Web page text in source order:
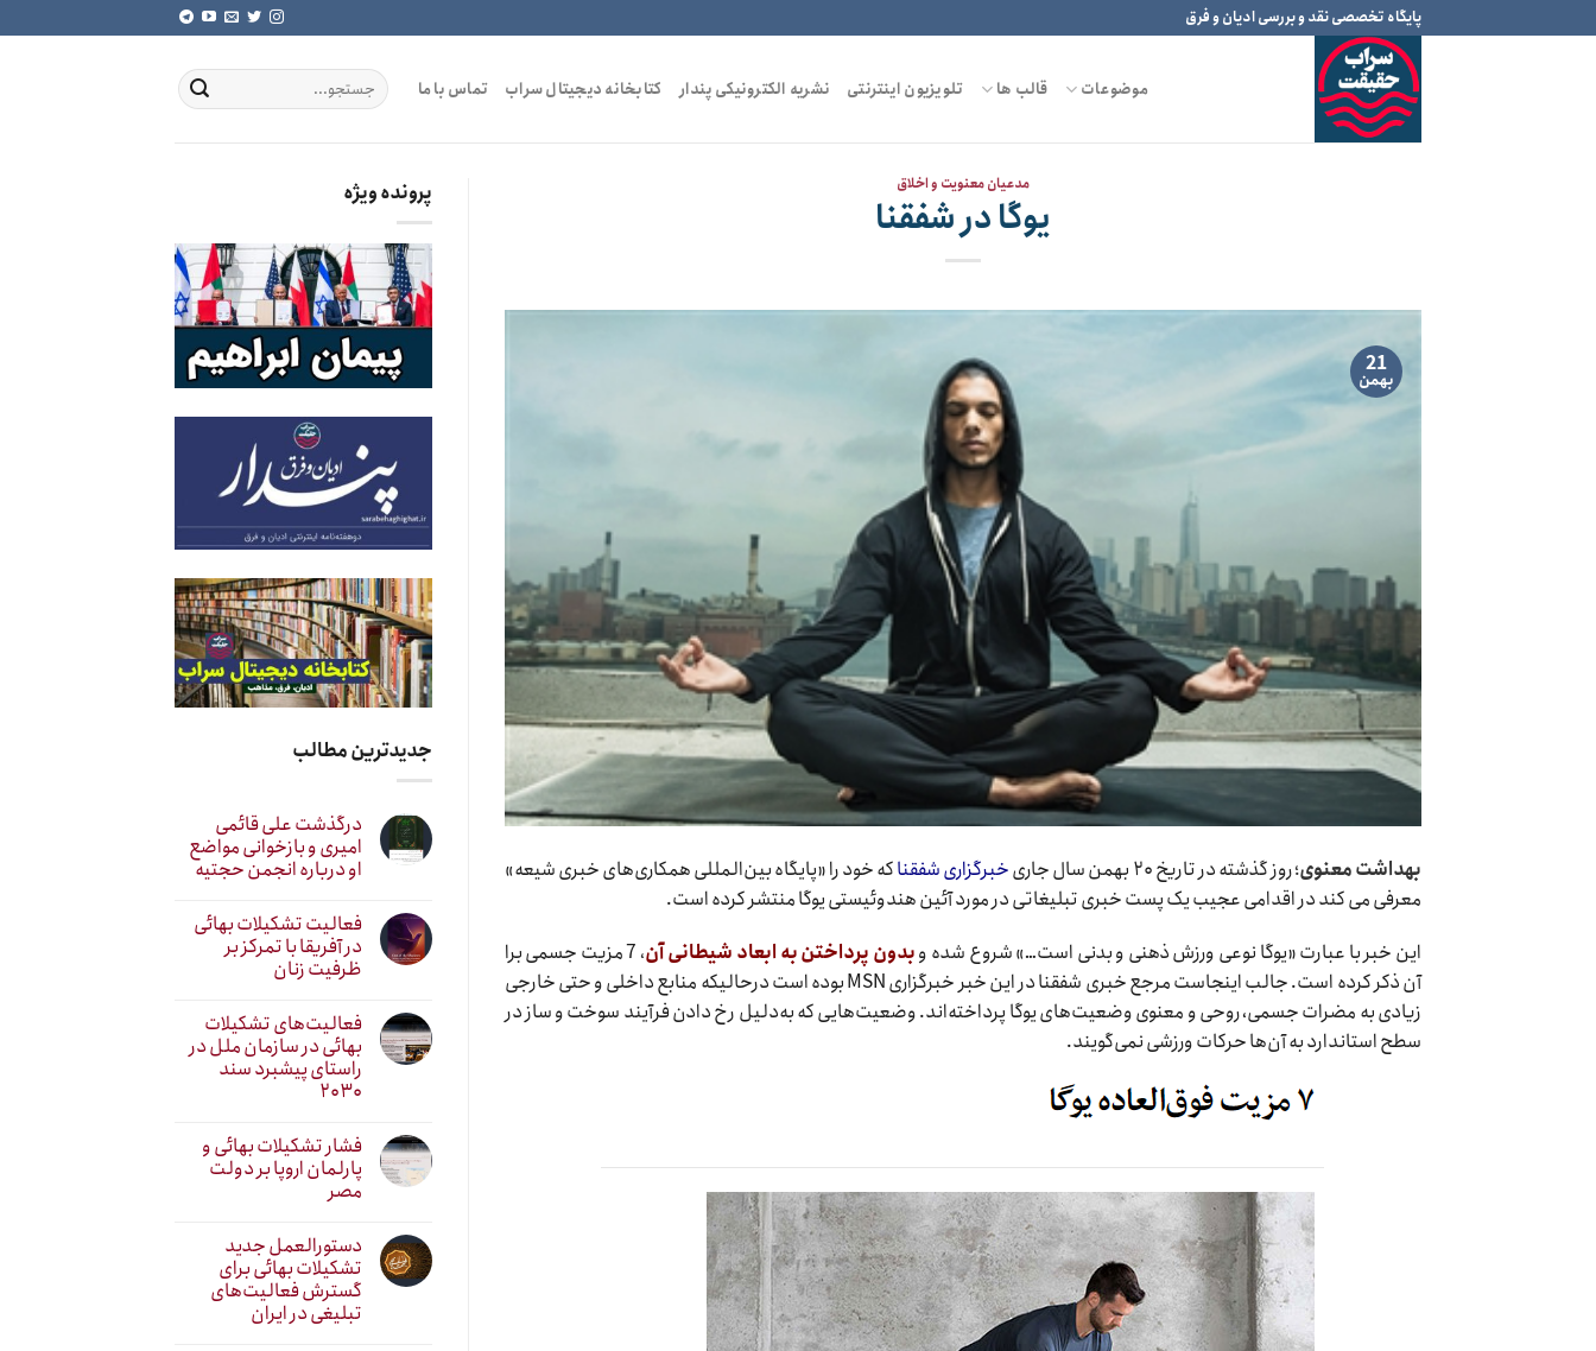
to
پایگاه تخصصی نقد و بررسی ادیان و فرق
موضوعات قالب ها تلویزیون اینترنتی نشریه الکترونیکی پندار کتابخانه دیجیتال سراب تماس با ما
مدعیان معنویت و اخلاق
یوگا در شفقنا
21
بهمن
بهداشت معنوی؛روز گذشته در تاریخ ۲۰ بهمن سال جاری خبرگزاری شفقناکه خود را «پایگاه بین‌المللی همکاری‌های خبری شیعه»
معرفی می کند در اقدامی عجیب یک پست خبری تبلیغاتی در مورد آئین هندوئیستی یوگا منتشر کرده است.
این خبر با عبارت «یوگا نوعی ورزش ذهنی و بدنی است…» شروع شده وبدون پرداختن به ابعاد شیطانی آن، 7 مزیت جسمی برا
آن ذکر کرده است. جالب اینجاست مرجع خبری شفقنا در این خبر خبرگزاری MSN بوده است درحالیکه منابع داخلی و حتی خارجی
زیادی به مضرات جسمی، روحی و معنوی وضعیت‌های یوگا پرداخته‌اند. وضعیت‌هایی که به‌دلیل رخ دادن فرآیند سوخت و ساز در
سطح استاندارد به آن‌ها حرکات ورزشی نمی‌گویند.
پرونده ویژه
جدیدترین مطالب
درگذشت علی قائمی
امیری و بازخوانی مواضع
او درباره انجمن حجتیه
فعالیت تشکیلات بهائی
در آفریقا با تمرکز بر
ظرفیت زنان
فعالیت‌های تشکیلات
بهائی در سازمان ملل در
راستای پیشبرد سند
۲۰۳۰
فشار تشکیلات بهائی و
پارلمان اروپا بر دولت
مصر
دستورالعمل جدید
تشکیلات بهائی برای
گسترش فعالیت‌های
تبلیغی در ایران